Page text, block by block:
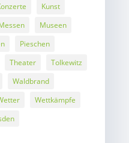
Kunst
Museen
Pieschen
Theater
Tolkewitz
Waldbrand
Wettkämpfe